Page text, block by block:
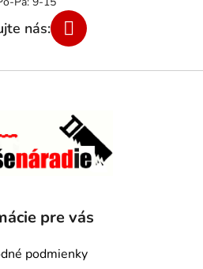
pre vás
podmienky